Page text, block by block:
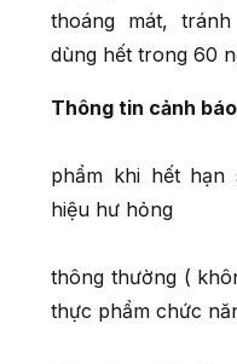
thoáng mát,
dùng hết trong 60
Thông tin cảnh
+
phẩm khi hết hạn
hiệu hư hỏng
+ Sản
thông thường (
thực phẩm chức